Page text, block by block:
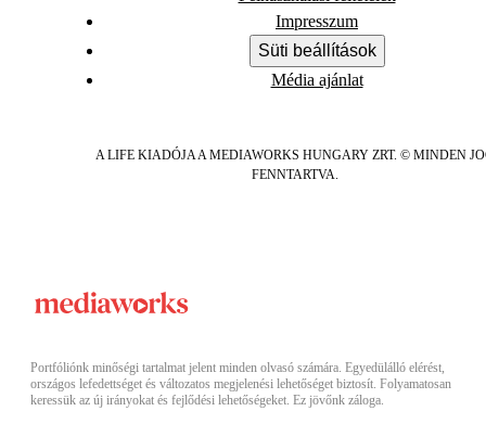
Impresszum
Süti beállítások
Média ajánlat
A LIFE KIADÓJA A MEDIAWORKS HUNGARY ZRT. © MINDEN
FENNTARTVA.
Portfóliónk minőségi tartalmat jelent minden olvasó számára. Egyedülálló elérést,
országos lefedettséget és változatos megjelenési lehetőséget biztosít. Folyamatosan
keressük az új irányokat és fejlődési lehetőségeket. Ez jövőnk záloga.